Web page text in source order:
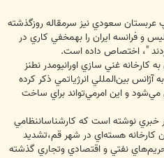
عربستان سعودي نيز سرمقاله روزگذشته
و فرانسه ايران را بهمخفي كاري در
"، اختصاص داده است.
كارخانه غني سازي اورانيومدر نطنز
آژانس بين‌المللي انرژياتمي ذكر كرده
ايران غني مي‌شود و اين امرمي‌تواند براي ساخت
نوشته است كه كارشناساننظامي
كارخانه هسته‌اي در شهر قم،تشديد
نفتي و اقتصادي وتجاري گذشته